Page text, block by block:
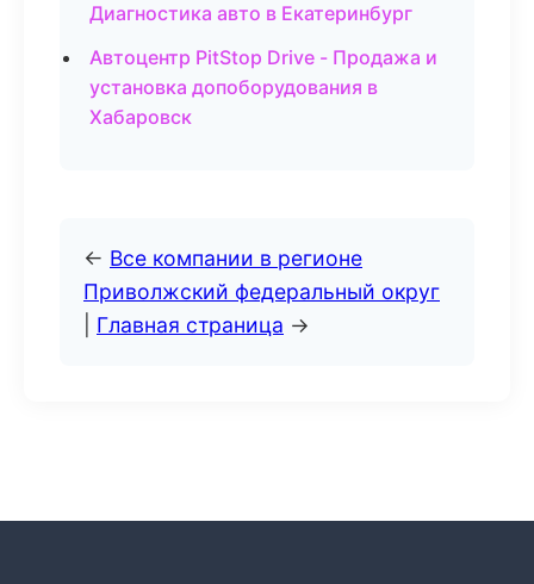
Диагностика авто в Екатеринбург
Автоцентр PitStop Drive - Продажа и
установка допоборудования в
Хабаровск
← Все компании в регионе
Приволжский федеральный округ
Главная страница →